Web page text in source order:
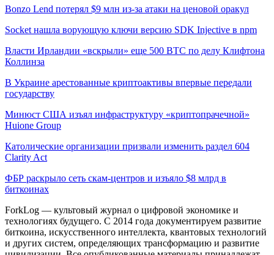
Bonzo Lend потерял $9 млн из-за атаки на ценовой оракул
Socket нашла ворующую ключи версию SDK Injective в npm
Власти Ирландии «вскрыли» еще 500 BTC по делу Клифтона
Коллинза
В Украине арестованные криптоактивы впервые передали
государству
Минюст США изъял инфраструктуру «криптопрачечной»
Huione Group
Католические организации призвали изменить раздел 604
Clarity Act
ФБР раскрыло сеть скам-центров и изъяло $8 млрд в
биткоинах
ForkLog — культовый журнал о цифровой экономике и
технологиях будущего. С 2014 года документируем развитие
биткоина, искусственного интеллекта, квантовых технологий
и других систем, определяющих трансформацию и развитие